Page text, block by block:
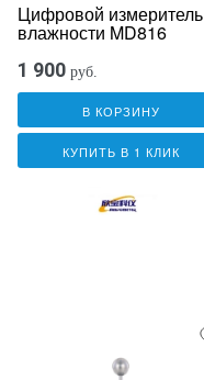
Цифровой измеритель
влажности MD816
1 900 руб.
В КОРЗИНУ
КУПИТЬ В 1 КЛИК